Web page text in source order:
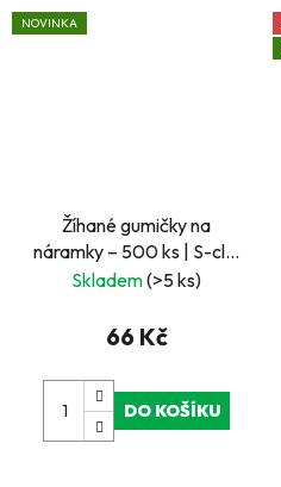
NOVINKA
Žíhané gumičky na
náramky – 500 ks | S-clip
spony a háček
Skladem(>5 ks)
66 Kč
DO KOŠÍKU